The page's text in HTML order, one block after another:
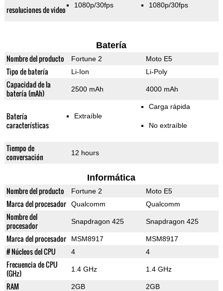
resoluciones de video 1080p/30fps 1080p/30fps
Batería
Nombre del producto Fortune 2 Moto E5
Tipo de batería Li-Ion Li-Poly
Capacidad de la
batería (mAh)
2500 mAh 4000 mAh
Batería
características
Extraíble
Carga rápida
No extraíble
Tiempo de
conversación
12 hours
Informática
Nombre del producto Fortune 2 Moto E5
Marca del procesador Qualcomm Qualcomm
Nombre del
procesador
Snapdragon 425 Snapdragon 425
Marca del procesador MSM8917 MSM8917
# Núcleos del CPU 4 4
Frecuencia de CPU
(GHz)
1.4 GHz 1.4 GHz
RAM 2GB 2GB